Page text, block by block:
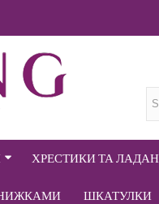
ХРЕСТИКИ ТА
ШКАТУЛКИ